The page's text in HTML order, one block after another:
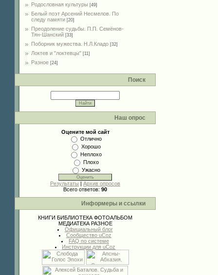
Родословная культуры [49]
Белый поэт Арсений Несмелов. По
следу памяти [20]
Преодоление судьбы. П.П. Семёнов-
Тян-Шанский [33]
Поборник мужества. Н.Л.Кладо [32]
Локтев и "локтевцы" [11]
Разное [24]
Поиск
Наш опрос
Оцените мой сайт
Отлично
Хорошо
Неплохо
Плохо
Ужасно
Результаты | Архив опросов
Всего ответов: 90
Информеры и ссылки
КНИГИ БИБЛИОТЕКА ФОТОАЛЬБОМ
МЕДИАТЕКА РАЗНОЕ
Официальный блог
Сообщество uCoz
FAQ по системе
Инструкции для uCoz